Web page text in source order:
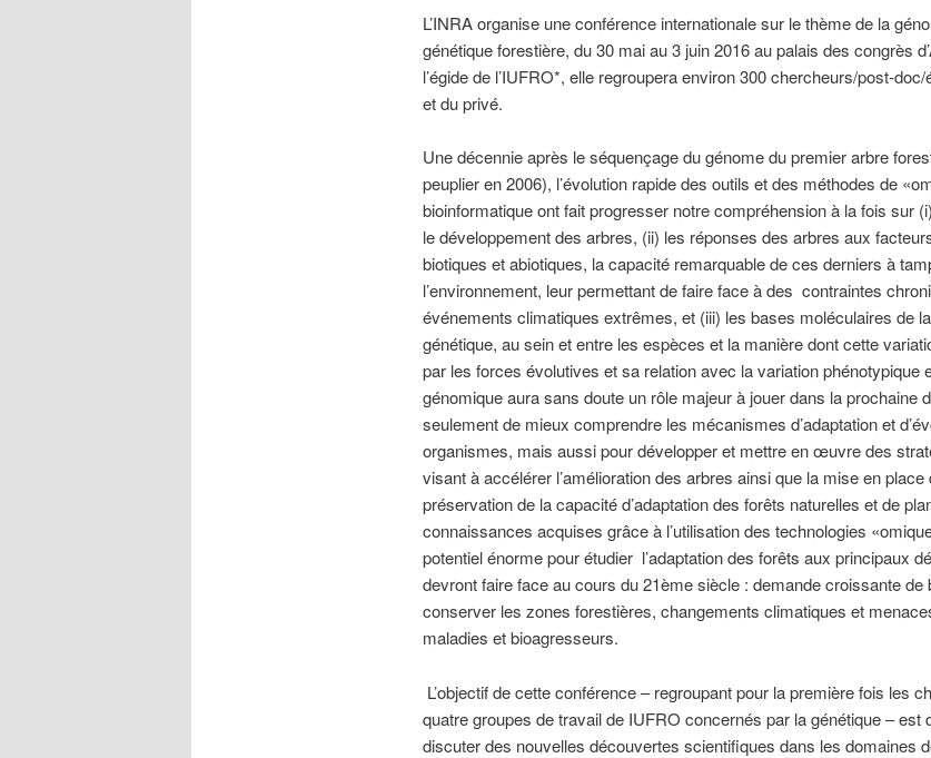
L’INRA organise une conférence internationale sur le thème de la
génétique forestière, du 30 mai au 3 juin 2016 au palais des congrès
l’égide de l’IUFRO*, elle regroupera environ 300 chercheurs/post-
et du privé.
Une décennie après le séquençage du génome du premier arbre
peuplier en 2006), l’évolution rapide des outils et des méthodes de
bioinformatique ont fait progresser notre compréhension à la fois sur
le développement des arbres, (ii) les réponses des arbres aux
biotiques et abiotiques, la capacité remarquable de ces derniers à
l’environnement, leur permettant de faire face à des contraintes
événements climatiques extrêmes, et (iii) les bases moléculaires de
génétique, au sein et entre les espèces et la manière dont cette
par les forces évolutives et sa relation avec la variation phénotypique
génomique aura sans doute un rôle majeur à jouer dans la prochaine
seulement de mieux comprendre les mécanismes d’adaptation et
organismes, mais aussi pour développer et mettre en œuvre des
visant à accélérer l’amélioration des arbres ainsi que la mise en place
préservation de la capacité d’adaptation des forêts naturelles et de
connaissances acquises grâce à l’utilisation des technologies
potentiel énorme pour étudier l’adaptation des forêts aux principaux
devront faire face au cours du 21ème siècle : demande croissante de
conserver les zones forestières, changements climatiques et
maladies et bioagresseurs.
L’objectif de cette conférence – regroupant pour la première fois les
quatre groupes de travail de IUFRO concernés par la génétique – est
discuter des nouvelles découvertes scientifiques dans les domaines